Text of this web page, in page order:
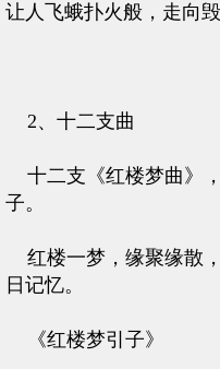
让人飞蛾扑火般，走向毁
2、十二支曲
十二支《红楼梦曲》
子。
红楼一梦，缘聚缘散
日记忆。
《红楼梦引子》